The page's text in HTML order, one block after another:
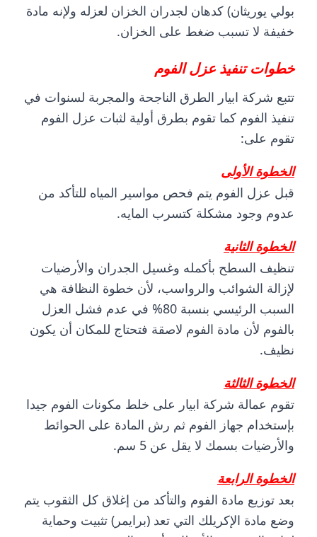
بولي يوريثان) كدهان لجدران الخزان لعزله ولإنه مادة
خفيفة لا تسبب ضغط على الخزان.
خطوات تنفيذ عزل الفوم
تتبع شركة ابيار الطرق الناجحة والمجربة لسنوات في
تنفيذ الفوم كما تقوم بطرق أولية لثبات عزل الفوم
تقوم على:
الخطوة الأولى
قبل عزل الفوم يتم فحص مواسير المياه للتأكد من
عدوم وجود مشكلة كتسرب المايه.
الخطوة الثانية
تنظيف السطح بأكمله وغسيل الجدران والأرضيات
لإزالة الشوائب والرواسب، لأن خطوة النظافة هي
السبب الرئيسي بنسبة 80% في عدم فشل العزل
بالفوم لأن مادة الفوم لاصقة فتحتاج للمكان أن يكون
نظيف.
الخطوة الثالثة
تقوم عمالة شركة ابيار على خلط مكونات الفوم جيدا
بإستخدام جهاز الفوم ثم رش المادة على الحوائط
والأرضيات بسمك لا يقل عن 5 سم.
الخطوة الرابعة
بعد توزيع مادة الفوم والتأكد من إغلاق كل الثقوب يتم
وضع مادة الإكريلك التي تعد (برايمر) تثبيت وحماية